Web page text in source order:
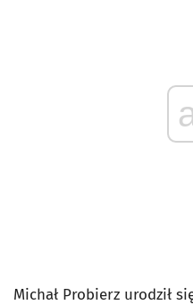
Michał Probierz urodził